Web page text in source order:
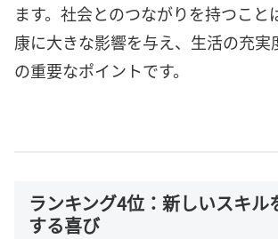
ます。社会とのつながりを持つこと
康に大きな影響を与え、生活の充実
の重要なポイントです。
ランキング4位：新しいスキル
する喜び